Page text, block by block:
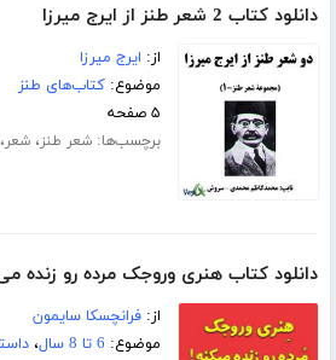
دانلود کتاب 2 شعر طنز از ایرج میرزا
از: ایرج میرزا
موضوع:کتاب‌های طنز
۵ صفحه
برچسب‌ها:شعر طنز،شعر،
دانلود کتاب هنری وروجک مرده رو زنده
از:فرانچسکا سایمون
موضوع: 6 تا 8 سال ،